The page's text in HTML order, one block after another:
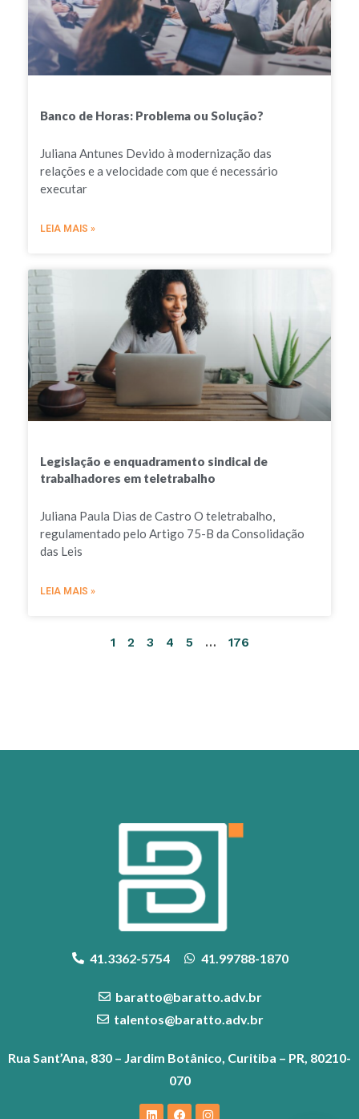
Banco de Horas: Problema ou Solução?
Juliana Antunes Devido à modernização das
relações e a velocidade com que é necessário
executar
LEIA MAIS »
Legislação e enquadramento sindical de
trabalhadores em teletrabalho
Juliana Paula Dias de Castro O teletrabalho,
regulamentado pelo Artigo 75-B da Consolidação
das Leis
LEIA MAIS »
1 2 3 4 5 … 176
41.3362-5754 41.99788-1870
baratto@baratto.adv.br
talentos@baratto.adv.br
Rua Sant’Ana, 830 – Jardim Botânico, Curitiba – PR, 80210-
070